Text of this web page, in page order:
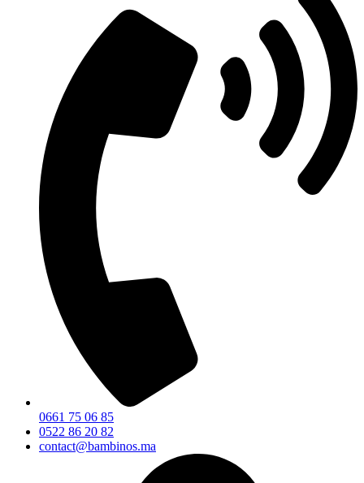
0661 75 06 85
0522 86 20 82
contact@bambinos.ma